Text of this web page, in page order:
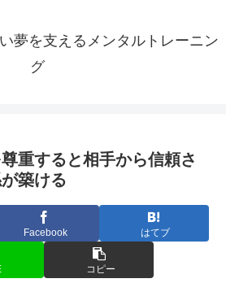
夢を支えるメンタルトレーニン
グ
重すると相手から信頼さ
築ける
Facebook はてブ
コピー